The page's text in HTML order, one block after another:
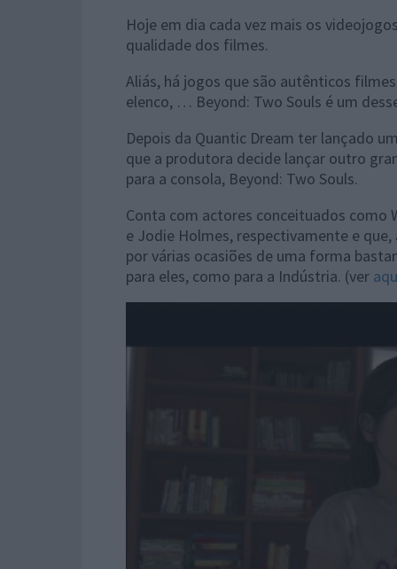
Hoje em dia cada vez mais os
qualidade dos filmes.
Aliás, há jogos que são autênticos
elenco, … Beyond: Two Souls é um
Depois da Quantic Dream ter lançado
que a produtora decide lançar outro
para a consola, Beyond: Two Souls.
Conta com actores conceituados como
e Jodie Holmes, respectivamente e
por várias ocasiões de uma forma
para eles, como para a Indústria. (ver